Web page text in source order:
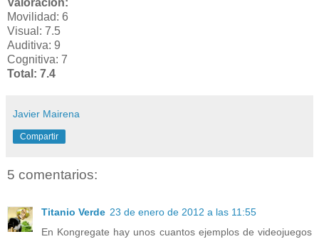
Valoración:
Movilidad: 6
Visual: 7.5
Auditiva: 9
Cognitiva: 7
Total: 7.4
Javier Mairena
Compartir
5 comentarios:
Titanio Verde 23 de enero de 2012 a las 11:55
En Kongregate hay unos cuantos ejemplos de videojuegos